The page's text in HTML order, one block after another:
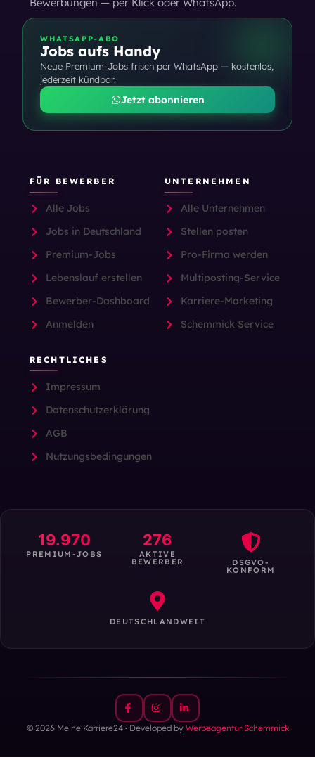
WHATSAPP-ABO
Jobs aufs Handy
Neue Premium-Jobs frisch per WhatsApp — kostenlos,
jederzeit kündbar.
Jetzt abonnieren
FÜR BEWERBER
Alle Jobs
Jobs in Deutschland
Premium-Jobs
Lebenslauf erstellen
Bewerber-Dashboard
Anmelden
UNTERNEHMEN
Alle Unternehmen
Stellen posten
Pro-Firma werden
Multiposting-Service
Karriere-Marketing
Schemmick Service
RECHTLICHES
Impressum
Datenschutzerklärung
AGB
Nutzungsbedingungen
19.970
PREMIUM-JOBS
276
AKTIVE
BEWERBER DSGVO-
KONFORM
DEUTSCHLANDWEIT
© 2026 Meine Karriere24 · Developed by Werbeagentur Schemmick